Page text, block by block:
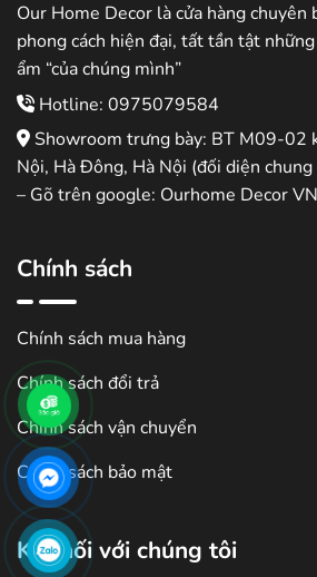
Our Home Decor là cửa hàng chuyên
phong cách hiện đại, tất tần tật
ẩm “của chúng mình”
Hotline: 0975079584
Showroom trưng bày: BT M09-02
Nội, Hà Đông, Hà Nội (đối diện
– Gõ trên google: Ourhome Decor VN
Chính sách
Chính sách mua hàng
Chính sách đổi trả
Chính sách vận chuyển
Chính sách bảo mật
Kết nối với chúng tôi